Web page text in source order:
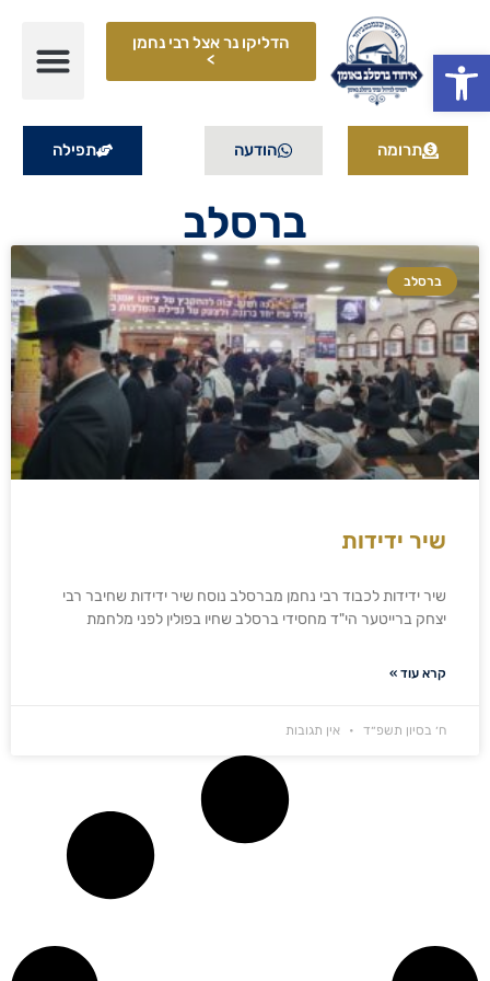
פתח סרגל נגישות
הדליקו נר אצל רבי נחמן
>
תרומה הודעה תפילה
ברסלב
ברסלב
שיר ידידות
שיר ידידות לכבוד רבי נחמן מברסלב נוסח שיר ידידות שחיבר רבי
יצחק ברייטער הי"ד מחסידי ברסלב שחיו בפולין לפני מלחמת
קרא עוד »
ח׳ בסיון תשפ״ד אין תגובות